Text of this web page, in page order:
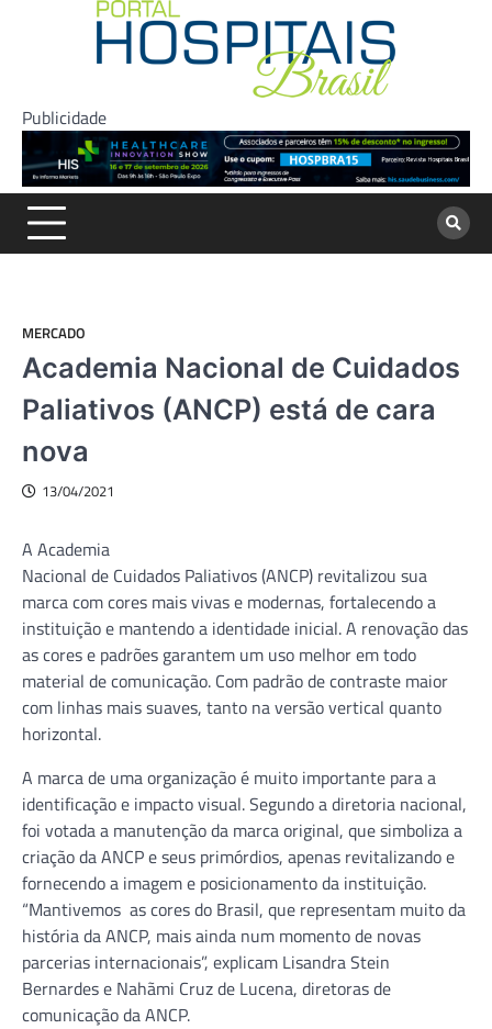
Publicidade
MERCADO
Academia Nacional de Cuidados
Paliativos (ANCP) está de cara
nova
13/04/2021
A Academia
Nacional de Cuidados Paliativos (ANCP) revitalizou sua
marca com cores mais vivas e modernas, fortalecendo a
instituição e mantendo a identidade inicial. A renovação das
as cores e padrões garantem um uso melhor em todo
material de comunicação. Com padrão de contraste maior
com linhas mais suaves, tanto na versão vertical quanto
horizontal.
A marca de uma organização é muito importante para a
identificação e impacto visual. Segundo a diretoria nacional,
foi votada a manutenção da marca original, que simboliza a
criação da ANCP e seus primórdios, apenas revitalizando e
fornecendo a imagem e posicionamento da instituição.
“Mantivemos as cores do Brasil, que representam muito da
história da ANCP, mais ainda num momento de novas
parcerias internacionais”, explicam Lisandra Stein
Bernardes e Nahãmi Cruz de Lucena, diretoras de
comunicação da ANCP.